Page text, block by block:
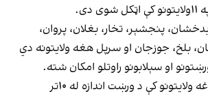
پنجشېر، تخار، بغلان، پروان،
بلخ، جوزجان او سرپل هغه ولایتونه دي
او سېلابونو راوتلو امکان شته.
راپور زیاتوي چې په دغه ولایتونو کې د ورښت اندازه له ۱۰تر